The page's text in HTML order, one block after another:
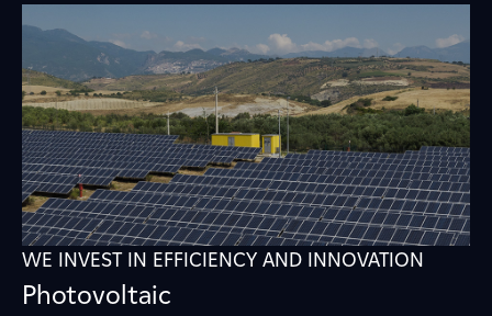
WE INVEST IN EFFICIENCY AND INNOVATION
Photovoltaic